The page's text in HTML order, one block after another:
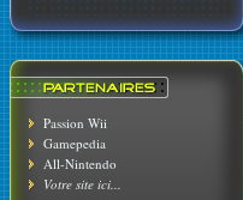
Passion Wii
Gamepedia
All-Nintendo
Votre site ici...